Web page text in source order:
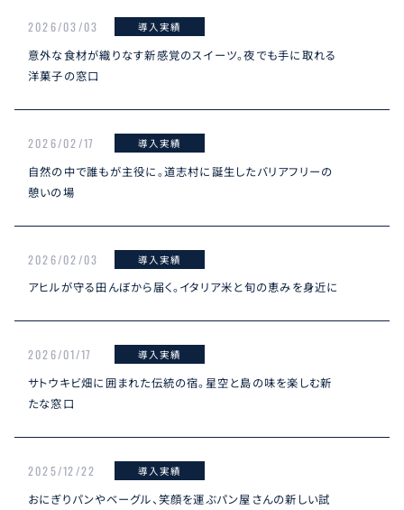
2026/03/03 導入実績
意外な食材が織りなす新感覚のスイーツ。夜でも手に取れる
洋菓子の窓口
2026/02/17 導入実績
自然の中で誰もが主役に。道志村に誕生したバリアフリーの
憩いの場
2026/02/03 導入実績
アヒルが守る田んぼから届く。イタリア米と旬の恵みを身近に
2026/01/17 導入実績
サトウキビ畑に囲まれた伝統の宿。星空と島の味を楽しむ新
たな窓口
2025/12/22 導入実績
おにぎりパンやベーグル、笑顔を運ぶパン屋さんの新しい試